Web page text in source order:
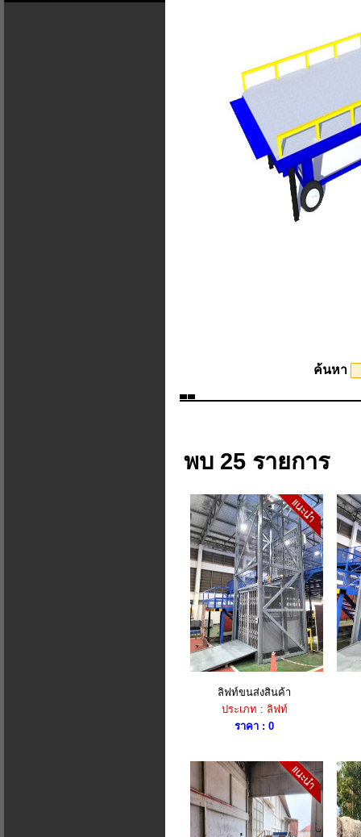
ค้นหา
พบ 25 รายการ
ลิฟท์ขนส่งสินค้า
ประเภท : ลิฟท์
ราคา : 0